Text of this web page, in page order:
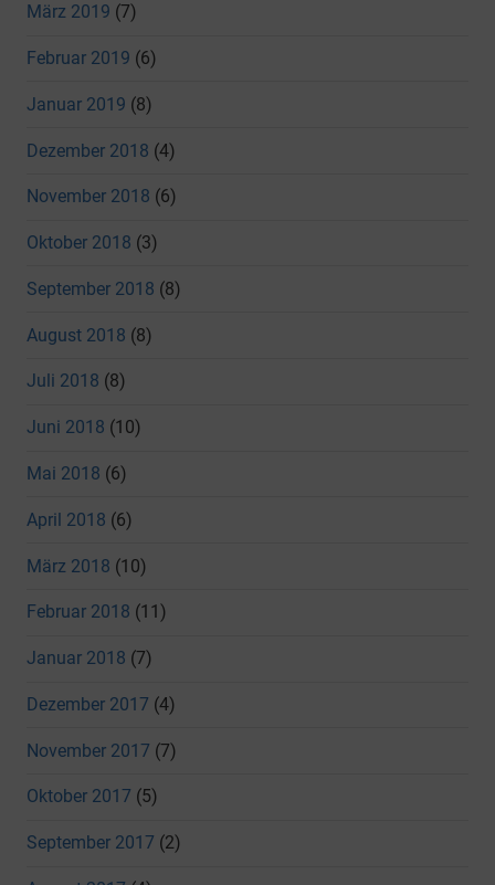
März 2019 (7)
Februar 2019 (6)
Januar 2019 (8)
Dezember 2018 (4)
November 2018 (6)
Oktober 2018 (3)
September 2018 (8)
August 2018 (8)
Juli 2018 (8)
Juni 2018 (10)
Mai 2018 (6)
April 2018 (6)
März 2018 (10)
Februar 2018 (11)
Januar 2018 (7)
Dezember 2017 (4)
November 2017 (7)
Oktober 2017 (5)
September 2017 (2)